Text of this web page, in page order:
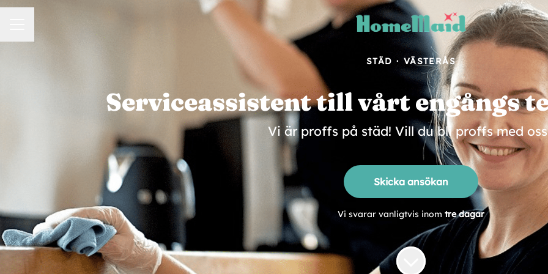
KARRIÄRMENY
STÄD · VÄSTERÅS
Serviceassistent till vårt engångs
Vi är proffs på städ! Vill du bli proffs med
Skicka ansökan
Vi svarar vanligtvis inom tre dagar